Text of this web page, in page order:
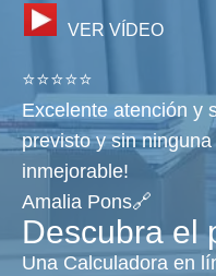
VER VÍDEO
⭐⭐⭐⭐⭐
Excelente atención y
previsto y sin
inmejorable!
Amalia Pons🔗
Descubra el
Una Calculadora en